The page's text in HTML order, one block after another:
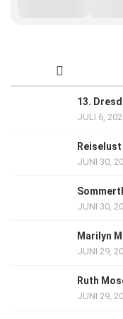
13.
JULI 6,
JUNI 30,
JUNI 30,
Marilyn
JUNI 29,
Ruth
JUNI 29,